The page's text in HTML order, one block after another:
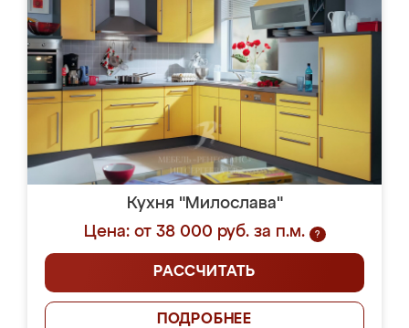
Кухня "Милослава"
Цена: от 38 000 руб. за п.м.
?
РАССЧИТАТЬ
ПОДРОБНЕЕ